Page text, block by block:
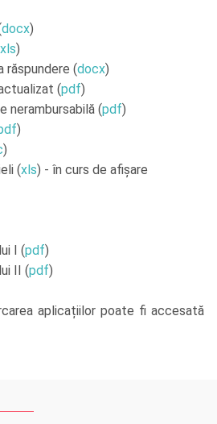
docx)
xls)
răspundere (docx)
(pdf)
nerambursabilă (pdf)
)
)
(xls) - în curs de afișare
I (pdf)
II (pdf)
aplicațiilor poate fi accesată